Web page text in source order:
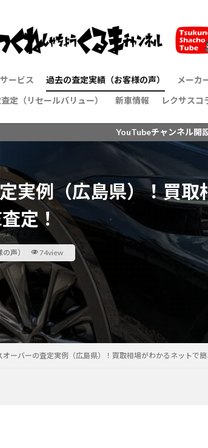
ービス 過去の査定実績（お客様の声） メーカ
トヨタ
レク
ホンダ
日産
マツダ
三菱
ダイ
スズキ
メル
BMW
アウ
定（リセールバリュー）
新車情報 レクサスコ
YouTubeチャンネル開設
実例（広島県）！買取
定！
声） 74view
オーバーの査定実例（広島県）！買取相場がわかるネットで簡